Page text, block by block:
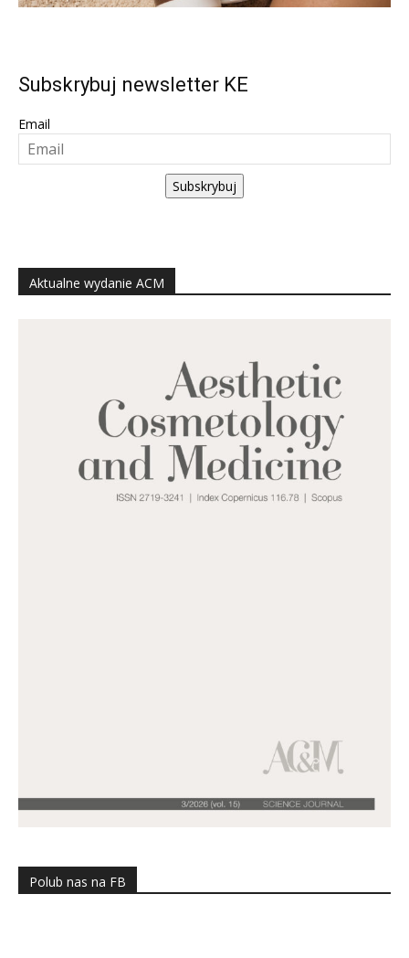
Subskrybuj newsletter KE
Email
Subskrybuj
Aktualne wydanie ACM
Polub nas na FB